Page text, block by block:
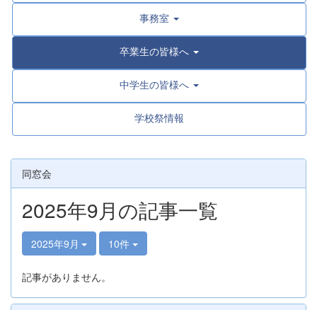
事務室
卒業生の皆様へ
中学生の皆様へ
学校祭情報
同窓会
2025年9月の記事一覧
2025年9月 10件
記事がありません。